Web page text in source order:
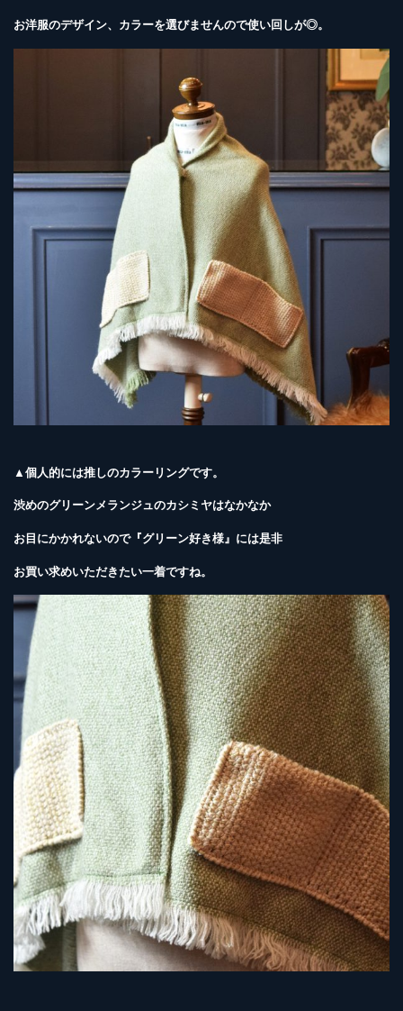
お洋服のデザイン、カラーを選びませんので使い回しが◎。
▲個人的には推しのカラーリングです。
渋めのグリーンメランジュのカシミヤはなかなか
お目にかかれないので『グリーン好き様』には是非
お買い求めいただきたい一着ですね。